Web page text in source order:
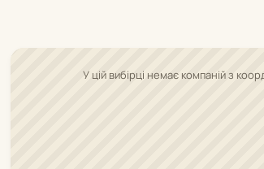
У цій вибірці немає компаній з